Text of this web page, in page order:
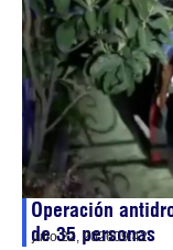
Operación
de 35 personas
julio 22, 202609:42